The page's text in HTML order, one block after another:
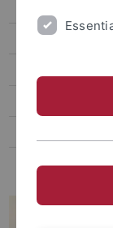
Veranstaltungen
Tübingen - Aix-